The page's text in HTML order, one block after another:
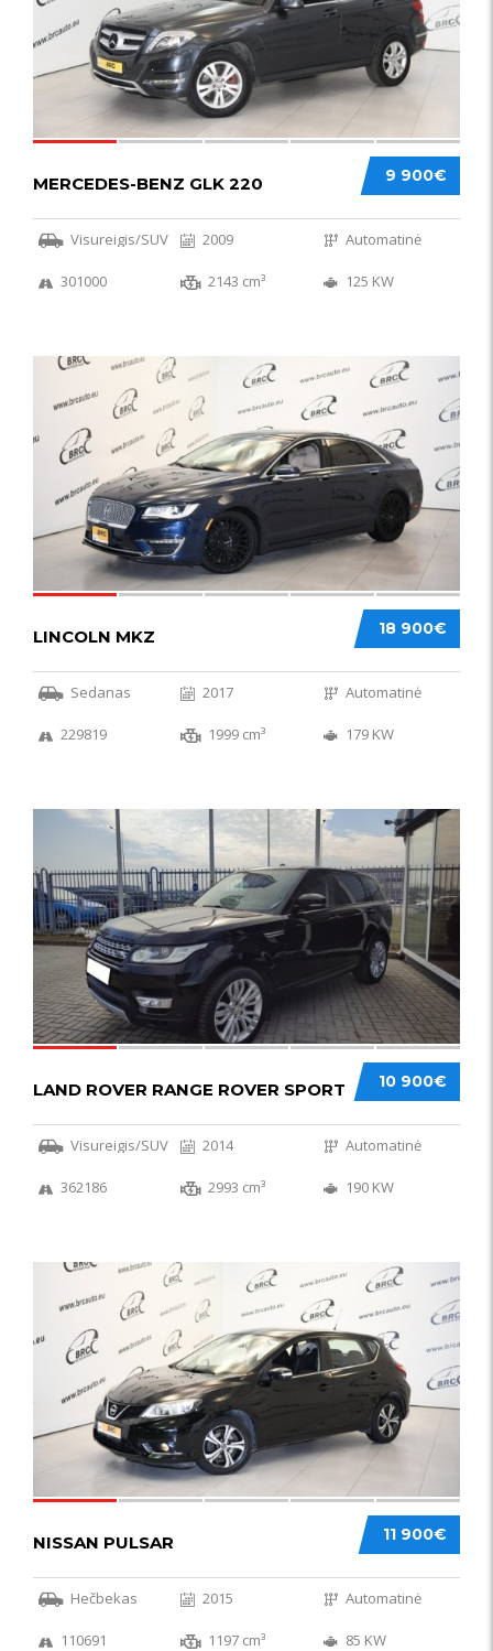
9 900€
MERCEDES-BENZ GLK 220
Visureigis/SUV 2009 Automatinė
301000 2143 cm³ 125 KW
18 900€
LINCOLN MKZ
Sedanas 2017 Automatinė
229819 1999 cm³ 179 KW
10 900€
LAND ROVER RANGE ROVER SPORT
Visureigis/SUV 2014 Automatinė
362186 2993 cm³ 190 KW
11 900€
NISSAN PULSAR
Hečbekas 2015 Automatinė
110691 1197 cm³ 85 KW